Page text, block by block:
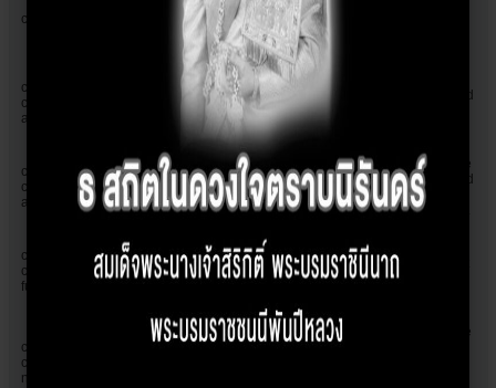
cf_use_ob
improve page load times and to
disallow any security restrictions
based on the visitor's IP address.
cookielawinfo-
checkbox-
advertisement
Set by the GDPR Cookie Consent
plugin, this cookie is used to record
the user consent for the cookies in
the "Advertisement" category .
cookielawinfo-
checkbox-
analytics
11 months
This cookie is set by GDPR Cookie
Consent plugin. The cookie is used
to store the user consent for the
cookies in the category "Analytics".
cookielawinfo-
checkbox-
functional
11 months
The cookie is set by GDPR cookie
consent to record the user consent
for the cookies in the category
cookielawinfo-
checkbox-
necessary
This cookie is set by GDPR Cookie
Consent plugin. The cookies is